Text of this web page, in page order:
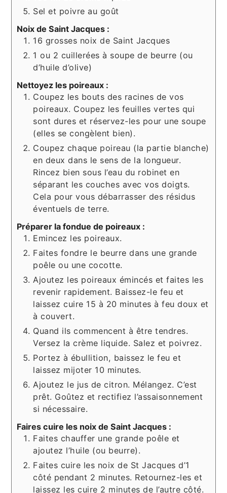
Sel et poivre au goût
Noix de Saint Jacques :
16 grosses noix de Saint Jacques
1 ou 2 cuillerées à soupe de beurre (ou
d’huile d’olive)
Nettoyez les poireaux :
Coupez les bouts des racines de vos
poireaux. Coupez les feuilles vertes qui
sont dures et réservez-les pour une soupe
(elles se congèlent bien).
Coupez chaque poireau (la partie blanche)
en deux dans le sens de la longueur.
Rincez bien sous l’eau du robinet en
séparant les couches avec vos doigts.
Cela pour vous débarrasser des résidus
éventuels de terre.
Préparer la fondue de poireaux :
Emincez les poireaux.
Faites fondre le beurre dans une grande
poêle ou une cocotte.
Ajoutez les poireaux émincés et faites les
revenir rapidement. Baissez-le feu et
laissez cuire 15 à 20 minutes à feu doux et
à couvert.
Quand ils commencent à être tendres.
Versez la crème liquide. Salez et poivrez.
Portez à ébullition, baissez le feu et
laissez mijoter 10 minutes.
Ajoutez le jus de citron. Mélangez. C’est
prêt. Goûtez et rectifiez l’assaisonnement
si nécessaire.
Faires cuire les noix de Saint Jacques :
Faites chauffer une grande poêle et
ajoutez l’huile (ou beurre).
Faites cuire les noix de St Jacques d’1
côté pendant 2 minutes. Retournez-les et
laissez les cuire 2 minutes de l’autre côté.